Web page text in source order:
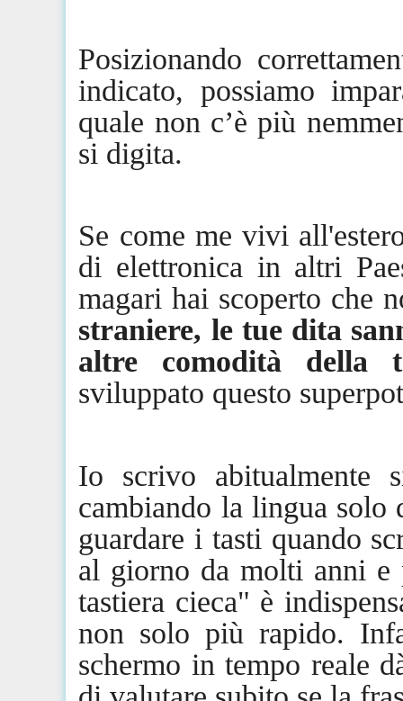
Posizionando
indicato, possiamo
quale non c’è più
si digita.
Se come me vivi
di elettronica in altri
magari hai scoperto che
straniere, le tue dita
altre comodità della
sviluppato questo
Io scrivo abitualmente
cambiando la lingua
guardare i tasti quando
al giorno da molti anni e
tastiera cieca" è
non solo più rapido.
schermo in tempo reale